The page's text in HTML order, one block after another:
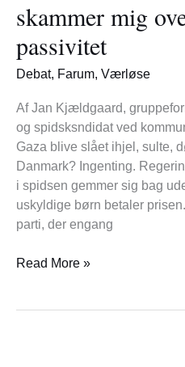
skammer mig
passivitet
Debat, Farum, Værløse
Af Jan Kjældgaard,
og spidsksndidat ved
Gaza blive slået ihjel, sulte,
Danmark? Ingenting.
i spidsen gemmer sig bag
uskyldige børn betaler
parti, der engang
Gaza
jeg
skammer
over
Danmarks
passivitet
Read More »